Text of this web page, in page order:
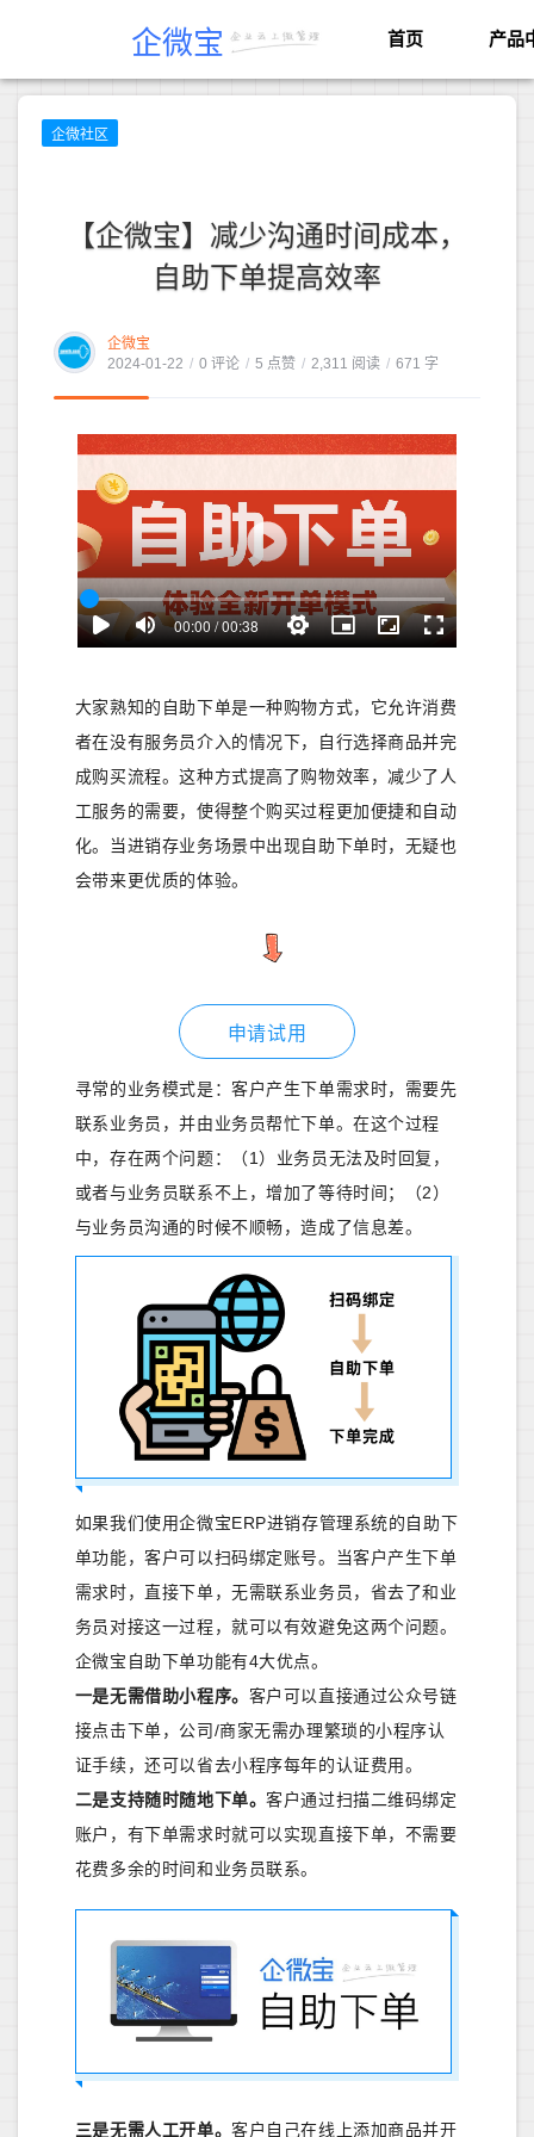
企微宝 首页 产品
企微社区
【企微宝】减少沟通时间成本，
自助下单提高效率
企微宝
2024-01-22 / 0 评论 / 5 点赞 / 2,311 阅读 / 671 字
大家熟知的自助下单是一种购物方式，它允许消费
者在没有服务员介入的情况下，自行选择商品并完
成购买流程。这种方式提高了购物效率，减少了人
工服务的需要，使得整个购买过程更加便捷和自动
化。当进销存业务场景中出现自助下单时，无疑也
会带来更优质的体验。
申请试用
寻常的业务模式是：客户产生下单需求时，需要先
联系业务员，并由业务员帮忙下单。在这个过程
中，存在两个问题：（1）业务员无法及时回复，
或者与业务员联系不上，增加了等待时间；（2）
与业务员沟通的时候不顺畅，造成了信息差。
如果我们使用企微宝ERP进销存管理系统的自助下
单功能，客户可以扫码绑定账号。当客户产生下单
需求时，直接下单，无需联系业务员，省去了和业
务员对接这一过程，就可以有效避免这两个问题。
企微宝自助下单功能有4大优点。
一是无需借助小程序。 客户可以直接通过公众号链
接点击下单，公司/商家无需办理繁琐的小程序认
证手续，还可以省去小程序每年的认证费用。
二是支持随时随地下单。客户通过扫描二维码绑定
账户，有下单需求时就可以实现直接下单，不需要
花费多余的时间和业务员联系。
三是无需人工开单。客户自己在线上添加商品并开